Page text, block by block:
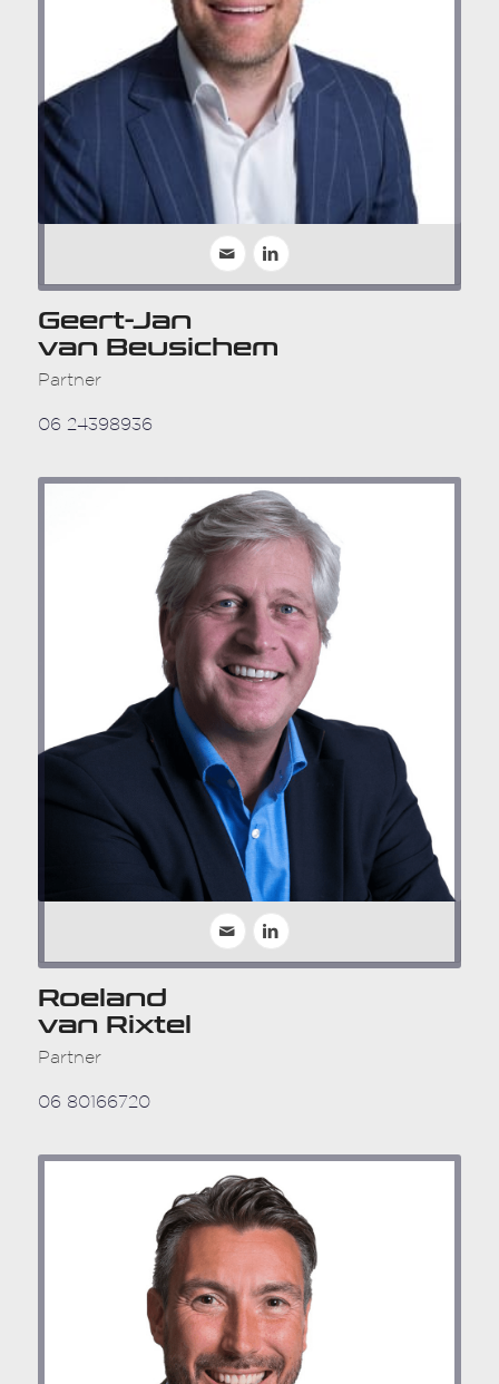
Geert-Jan
van Beusichem
Partner
06 24398936
Roeland
van Rixtel
Partner
06 80166720